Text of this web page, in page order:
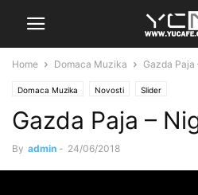
Home Domaca Muzika Gazda Paja
Domaca Muzika Novosti Slider
Gazda Paja –
By admin - 24/06/2018